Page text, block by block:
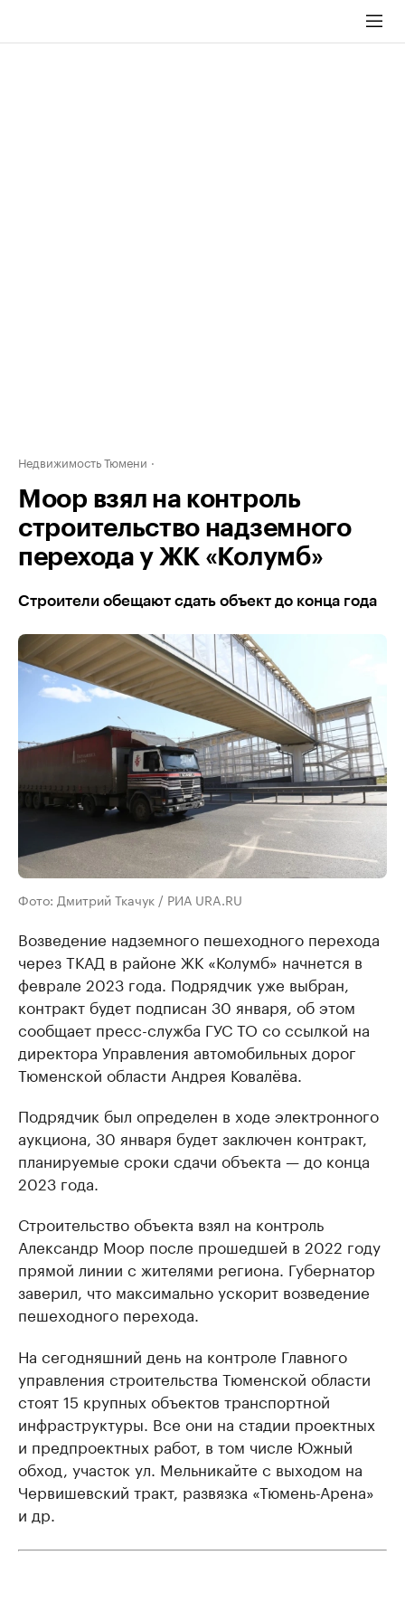
Недвижимость Тюмени
Моор взял на контроль
строительство надземного
перехода у ЖК «Колумб»
Строители обещают сдать объект до конца года
Фото: Дмитрий Ткачук / РИА URA.RU
Возведение надземного пешеходного перехода
через ТКАД в районе ЖК «Колумб» начнется в
феврале 2023 года. Подрядчик уже выбран,
контракт будет подписан 30 января, об этом
сообщает пресс-служба ГУС ТО со ссылкой на
директора Управления автомобильных дорог
Тюменской области Андрея Ковалёва.
Подрядчик был определен в ходе электронного
аукциона, 30 января будет заключен контракт,
планируемые сроки сдачи объекта — до конца
2023 года.
Строительство объекта взял на контроль
Александр Моор после прошедшей в 2022 году
прямой линии с жителями региона. Губернатор
заверил, что максимально ускорит возведение
пешеходного перехода.
На сегодняшний день на контроле Главного
управления строительства Тюменской области
стоят 15 крупных объектов транспортной
инфраструктуры. Все они на стадии проектных
и предпроектных работ, в том числе Южный
обход, участок ул. Мельникайте с выходом на
Червишевский тракт, развязка «Тюмень-Арена»
и др.